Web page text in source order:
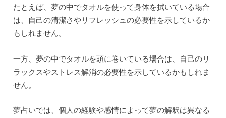
たとえば、夢の中でタオルを使って身体を拭いている場合
は、自己の清潔さやリフレッシュの必要性を示しているか
もしれません。
一方、夢の中でタオルを頭に巻いている場合は、自己のリ
ラックスやストレス解消の必要性を示しているかもしれま
せん。
夢占いでは、個人の経験や感情によって夢の解釈は異なる